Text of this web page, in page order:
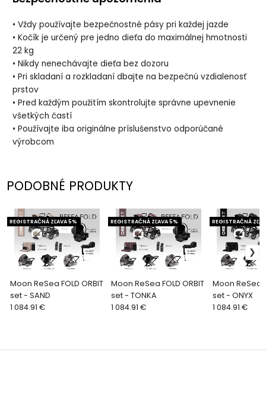
• Vždy používajte bezpečnostné pásy pri každej jazde
• Kočík je určený pre jedno dieťa do maximálnej hmotnosti
22 kg
• Nikdy nenechávajte dieťa bez dozoru
• Pri skladaní a rozkladaní dbajte na bezpečnú vzdialenosť
prstov
• Pred každým použitím skontrolujte správne upevnenie
všetkých častí
• Používajte iba originálne príslušenstvo odporúčané
výrobcom
PODOBNÉ PRODUKTY
Moon ReSea FOLD ORBIT
set - SAND
REGISTRAČNÁ ZĽAVA 5%
1 084.91 €
Moon ReSea FOLD ORBIT
set - TONKA
REGISTRAČNÁ ZĽAVA 5%
1 084.91 €
Moon ReSea
set - ONYX
REGISTRAČNÁ
1 084.91 €